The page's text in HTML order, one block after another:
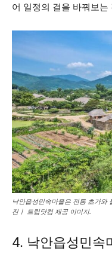
어 일정의 결을 바꿔보는
낙안읍성민속마을은 전통 초가와
진ㅣ 트립닷컴 제공 이미지.
4. 낙안읍성민속